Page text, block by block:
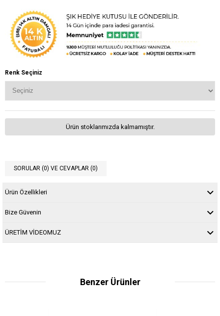
Renk Seçiniz
Ürün stoklarımızda kalmamıştır.
SORULAR (0) VE CEVAPLAR (0)
Ürün Özellikleri
Bize Güvenin
ÜRETİM VİDEOMUZ
Benzer Ürünler